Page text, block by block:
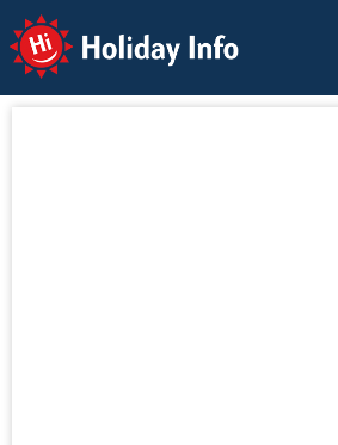
Holiday Info